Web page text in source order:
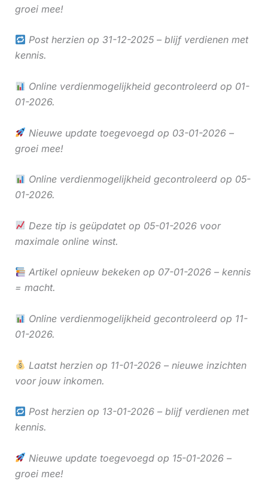
groei mee!
Post herzien op 31-12-2025 – blijf verdienen met
kennis.
Online verdienmogelijkheid gecontroleerd op 01-
01-2026.
Nieuwe update toegevoegd op 03-01-2026 –
groei mee!
Online verdienmogelijkheid gecontroleerd op 05-
01-2026.
Deze tip is geüpdatet op 05-01-2026 voor
maximale online winst.
Artikel opnieuw bekeken op 07-01-2026 – kennis
= macht.
Online verdienmogelijkheid gecontroleerd op 11-
01-2026.
Laatst herzien op 11-01-2026 – nieuwe inzichten
voor jouw inkomen.
Post herzien op 13-01-2026 – blijf verdienen met
kennis.
Nieuwe update toegevoegd op 15-01-2026 –
groei mee!